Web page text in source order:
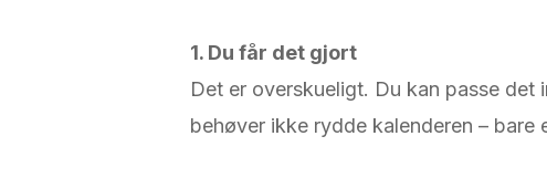
1. Du får det gjort
Det er overskueligt. Du kan passe det
behøver ikke rydde kalenderen – bare